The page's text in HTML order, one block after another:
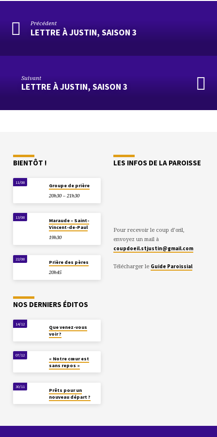
Précédent
LETTRE À JUSTIN, SAISON 3
Suivant
LETTRE À JUSTIN, SAISON 3
BIENTÔT !
11/08
Groupe de prière
20h30 – 21h30
13/08
Maraude – Saint-
Vincent-de-Paul
19h30
22/08
Prière des pères
20h45
LES INFOS DE LA PAROISSE
Pour recevoir le coup d’œil,
envoyez un mail à
coupdoeil.stjustin@gmail.com
Télécharger le Guide Paroissial
NOS DERNIERS ÉDITOS
14/12
Que venez-vous
voir ?
07/12
« Notre cœur est
sans repos »
30/11
Prêts pour un
nouveau départ ?